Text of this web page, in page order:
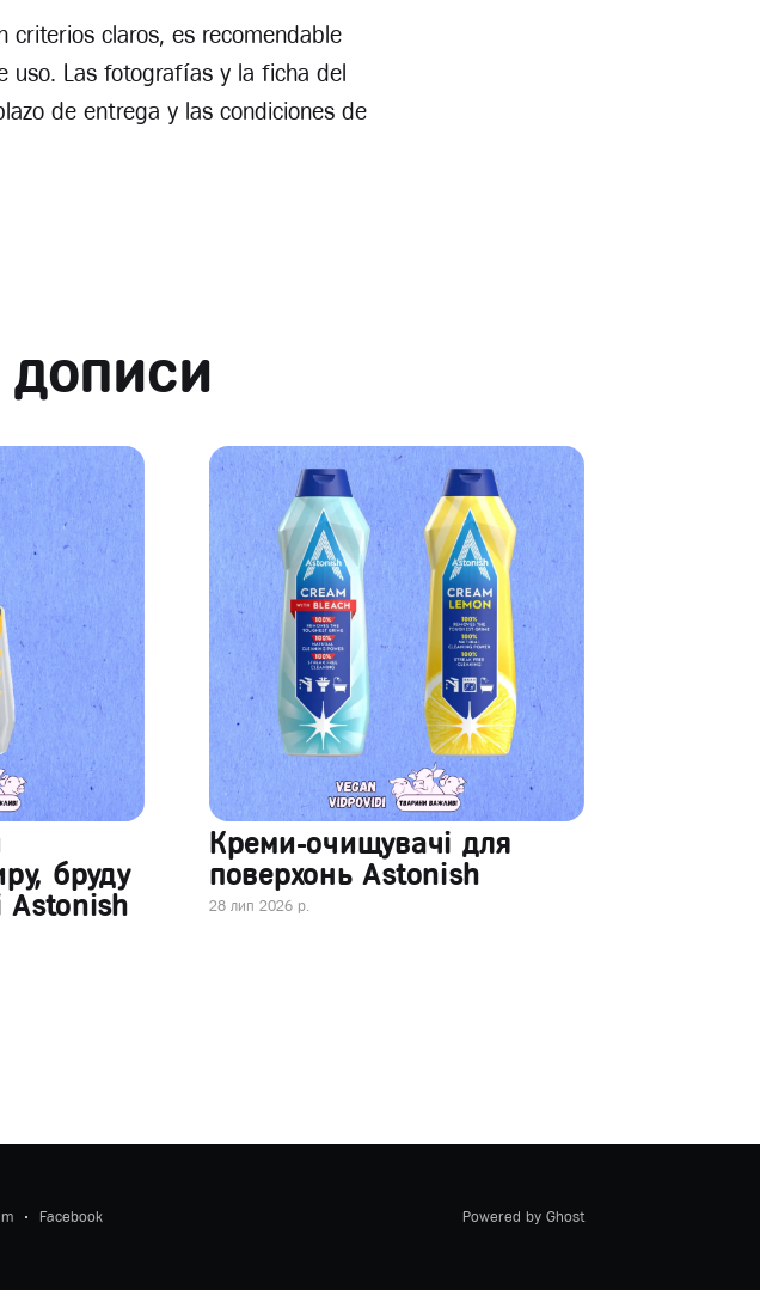
criterios claros, es recomendable
uso. Las fotografías y la ficha del
de entrega y las condiciones de
бруду
Astonish
Креми-очищувачі для
поверхонь Astonish
28 лип 2026 р.
Facebook Powered by Ghost